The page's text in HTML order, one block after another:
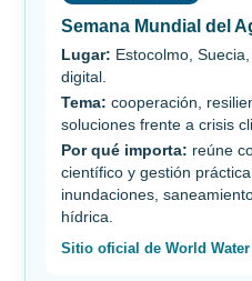
Semana Mundial del
Lugar: Estocolmo,
digital.
Tema: cooperación,
soluciones frente a crisis
Por qué importa: reúne
científico y gestión
inundaciones,
hídrica.
Sitio oficial de World Water